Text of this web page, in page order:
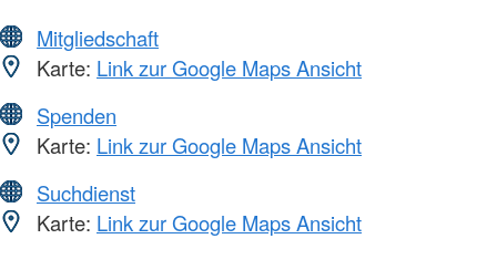
Mitgliedschaft
Karte: Link zur Google Maps Ansicht
Spenden
Karte: Link zur Google Maps Ansicht
Suchdienst
Karte: Link zur Google Maps Ansicht